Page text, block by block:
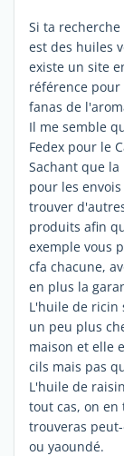
Si ta
est des huiles
existe un site
référence
fanas de
Il me semble
Fedex pour le
Sachant que
pour les
trouver
produits afin
exemple vous
cfa chacune,
en plus la
L'huile de ricin
un peu plus
maison et elle
cils mais pas
L'huile de
tout cas, on en
trouveras
ou yaoundé.